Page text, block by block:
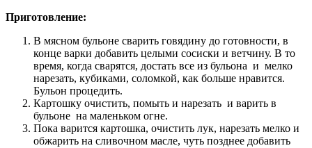
Приготовление:
В мясном бульоне сварить говядину до готовности, в
конце варки добавить целыми сосиски и ветчину. В то
время, когда сварятся, достать все из бульона и мелко
нарезать, кубиками, соломкой, как больше нравится.
Бульон процедить.
Картошку очистить, помыть и нарезать и варить в
бульоне на маленьком огне.
Пока варится картошка, очистить лук, нарезать мелко и
обжарить на сливочном масле, чуть позднее добавить